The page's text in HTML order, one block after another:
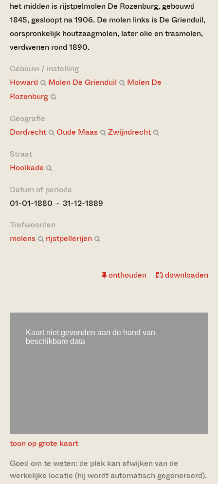
het midden is rijstpelmolen De Rozenburg, gebouwd
1845, gesloopt na 1906. De molen links is De Grienduil,
oorspronkelijk houtzaagmolen, later olie en trasmolen,
verdwenen rond 1890.
Gebouw / instelling
Howard
Molen De Grienduil
Molen De
Rozenburg
Geografie
Dordrecht
Oude Maas
Zwijndrecht
Straat
Hooikade
Datum of periode
01-01-1880 ‐ 31-12-1889
Trefwoorden
molens
rijstpellerijen
onthouden downloaden
toon op grote kaart
Goed om te weten: de plek kan afwijken van de
werkelijke locatie (hij wordt automatisch gegenereerd).